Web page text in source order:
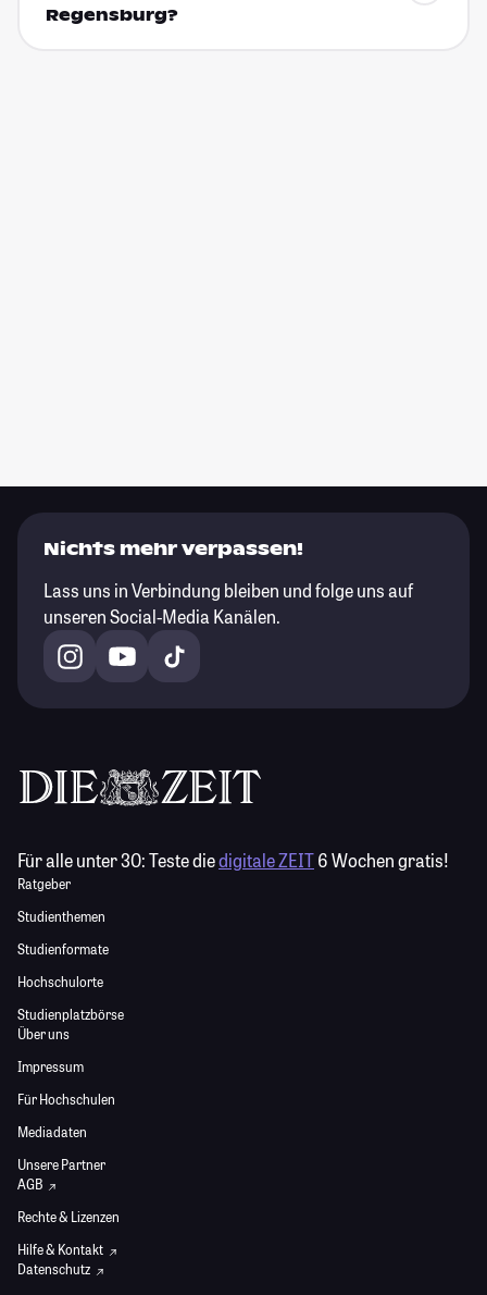
Regensburg?
Nichts mehr verpassen!
Lass uns in Verbindung bleiben und folge uns auf
unseren Social-Media Kanälen.
Für alle unter 30:Teste diedigitale ZEIT6 Wochen gratis!
Ratgeber
Studienthemen
Studienformate
Hochschulorte
Studienplatzbörse
Über uns
Impressum
Für Hochschulen
Mediadaten
Unsere Partner
AGB
Rechte & Lizenzen
Hilfe & Kontakt
Datenschutz